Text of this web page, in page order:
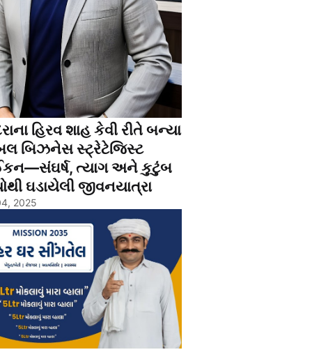
હિરવ શાહ કેવી રીતે બન્યા
બિઝનેસ સ્ટ્રેટેજિસ્ટ
ત્યાગ અને કુટુંબ
ઘડાયેલી જીવનયાત્રા
2025